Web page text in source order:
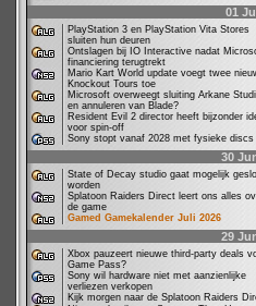
01
PlayStation 3 en PlayStation Vita Stores
sluiten hun deuren
Ontslagen bij IO Interactive nadat
financiering terugtrekt
Mario Kart World update voegt twee
Knockout Tours toe
Microsoft overweegt sluiting Arkane
en annuleren van Blade?
Resident Evil 2 director heeft bijzonder
voor spin-off
Sony stopt vanaf 2028 met fysieke discs
30
State of Decay studio gaat mogelijk
worden
Splatoon Raiders Direct leert ons alles
de game
Gamed Gamekalender Juli 2026
29
Xbox pauzeert nieuwe third-party deals
Game Pass?
Sony wil hardware niet met aanzienlijke
verliezen verkopen
Kijk morgen naar de Splatoon Raiders